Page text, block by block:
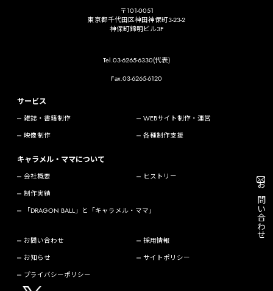
〒101-0051
東京都千代田区神田神保町3-23-2
神保町錦明ビル3F
Tel.03-6265-6330(代表)
Fax.03-6265-6120
サービス
雑誌・書籍制作
WEBサイト制作・運営
映像制作
各種制作支援
キャラメル・ママについて
会社概要
ヒストリー
制作実績
「DRAGON BALL」と「キャラメル・ママ」
お問い合わせ
採用情報
お知らせ
サイトポリシー
プライバシーポリシー
お問い合わせ